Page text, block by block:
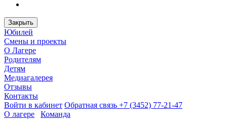
Закрыть
Юбилей
Смены и проекты
О Лагере
Родителям
Детям
Медиагалерея
Отзывы
Контакты
Войти в кабинет Обратная связь +7 (3452) 77-21-47
О лагере
Команда